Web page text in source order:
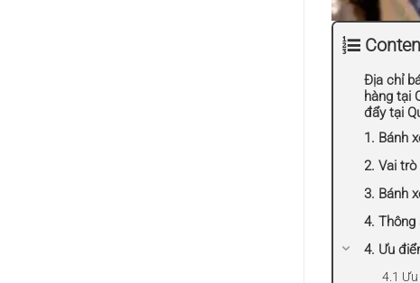
Địa chỉ
hàng tại
đẩy tại
1. Bánh
2. Vai trò
3. Bánh
4. Thông
4. Ưu
4.1